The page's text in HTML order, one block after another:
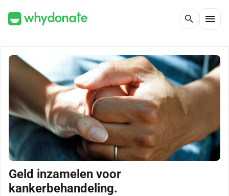
search menu
Geld inzamelen voor
kankerbehandeling.